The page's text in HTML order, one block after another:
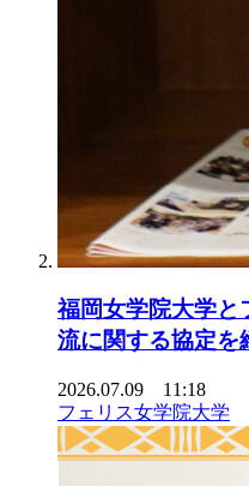
福岡女学院大学と
流に関する協定を
2026.07.09 11:18
フェリス女学院大学